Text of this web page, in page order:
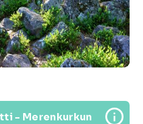
- Merenkurkun